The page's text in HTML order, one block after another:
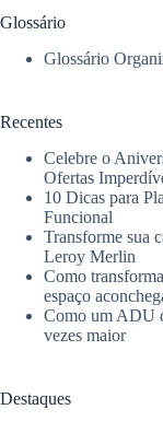
Glossário
Glossário
Recentes
Celebre o
Ofertas
10 Dicas para
Funcional
Transforme sua
Leroy Merlin
Como
espaço
Como um ADU
vezes maior
Destaques